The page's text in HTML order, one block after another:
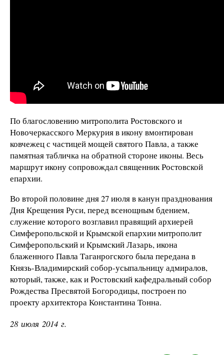
По благословению митрополита Ростовского и
Новочеркасского Меркурия в икону вмонтирован
ковчежец с частицей мощей святого Павла, а также
памятная табличка на обратной стороне иконы. Весь
маршрут икону сопровождал священник Ростовской
епархии.
Во второй половине дня 27 июля в канун празднования
Дня Крещения Руси, перед всенощным бдением,
служение которого возглавил правящий архиерей
Симферопольской и Крымской епархии митрополит
Симферопольский и Крымский Лазарь, икона
блаженного Павла Таганрогского была передана в
Князь-Владимирский собор-усыпальницу адмиралов,
который, также, как и Ростовский кафедральный собор
Рождества Пресвятой Богородицы, построен по
проекту архитектора Константина Тонна.
28 июля 2014 г.